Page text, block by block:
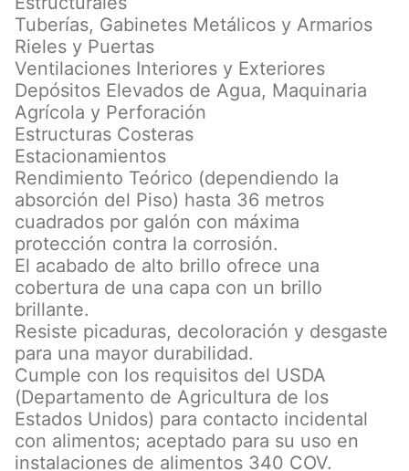
Tuberías, Gabinetes Metálicos y Armarios
Rieles y Puertas
Ventilaciones Interiores y Exteriores
Depósitos Elevados de Agua, Maquinaria
Agrícola y Perforación
Estructuras Costeras
Estacionamientos
Rendimiento Teórico (dependiendo la
absorción del Piso) hasta 36 metros
cuadrados por galón con máxima
protección contra la corrosión.
El acabado de alto brillo ofrece una
cobertura de una capa con un brillo
brillante.
Resiste picaduras, decoloración y desgaste
para una mayor durabilidad.
Cumple con los requisitos del USDA
(Departamento de Agricultura de los
Estados Unidos) para contacto incidental
con alimentos; aceptado para su uso en
instalaciones de alimentos 340 COV.